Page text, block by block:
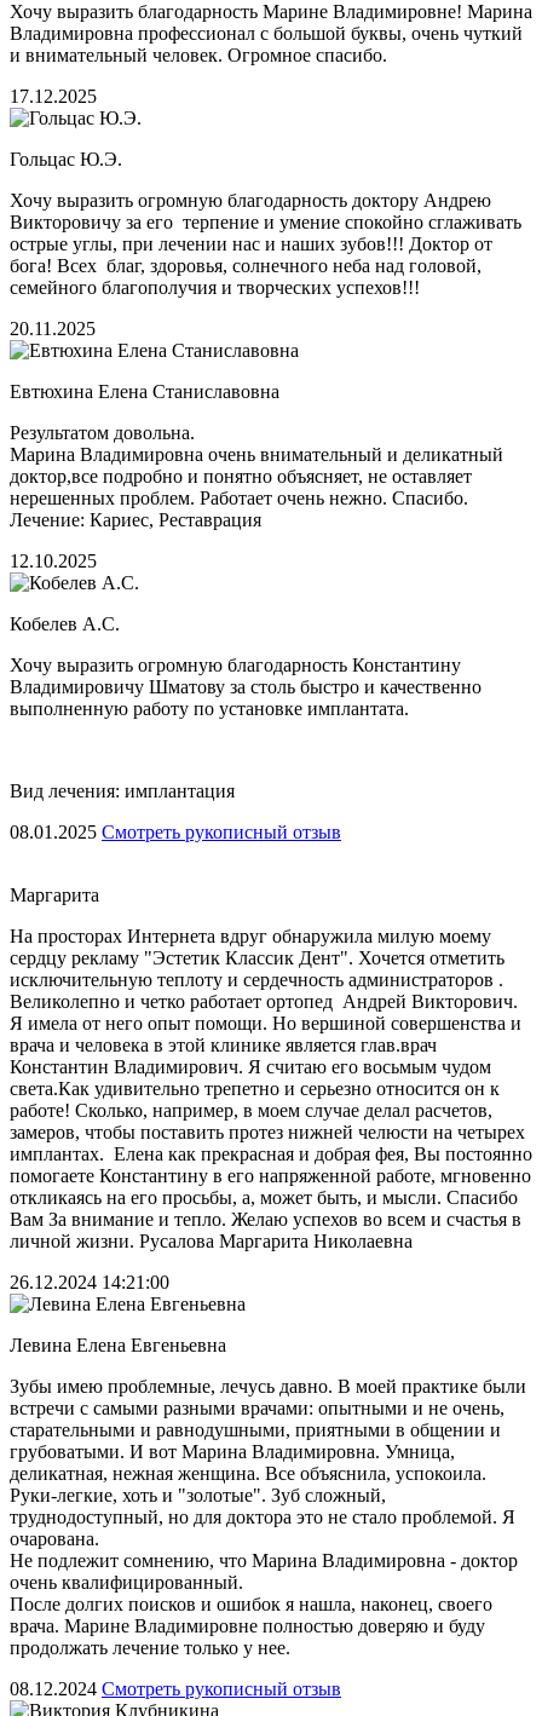
Хочу выразить благодарность Марине Владимировне! Марина
Владимировна профессионал с большой буквы, очень чуткий
и внимательный человек. Огромное спасибо.
17.12.2025
Гольцас Ю.Э.
Хочу выразить огромную благодарность доктору Андрею
Викторовичу за его терпение и умение спокойно сглаживать
острые углы, при лечении нас и наших зубов!!! Доктор от
бога! Всех благ, здоровья, солнечного неба над головой,
семейного благополучия и творческих успехов!!!
20.11.2025
Евтюхина Елена Станиславовна
Результатом довольна.
Марина Владимировна очень внимательный и деликатный
доктор,все подробно и понятно объясняет, не оставляет
нерешенных проблем. Работает очень нежно. Спасибо.
Лечение: Кариес, Реставрация
12.10.2025
Кобелев А.С.
Хочу выразить огромную благодарность Константину
Владимировичу Шматову за столь быстро и качественно
выполненную работу по установке имплантата.
Вид лечения: имплантация
08.01.2025 Смотреть рукописный отзыв
Маргарита
На просторах Интернета вдруг обнаружила милую моему
сердцу рекламу "Эстетик Классик Дент". Хочется отметить
исключительную теплоту и сердечность администраторов .
Великолепно и четко работает ортопед Андрей Викторович.
Я имела от него опыт помощи. Но вершиной совершенства и
врача и человека в этой клинике является глав.врач
Константин Владимирович. Я считаю его восьмым чудом
света.Как удивительно трепетно и серьезно относится он к
работе! Сколько, например, в моем случае делал расчетов,
замеров, чтобы поставить протез нижней челюсти на четырех
имплантах. Елена как прекрасная и добрая фея, Вы постоянно
помогаете Константину в его напряженной работе, мгновенно
откликаясь на его просьбы, а, может быть, и мысли. Спасибо
Вам За внимание и тепло. Желаю успехов во всем и счастья в
личной жизни. Русалова Маргарита Николаевна
26.12.2024 14:21:00
Левина Елена Евгеньевна
Зубы имею проблемные, лечусь давно. В моей практике были
встречи с самыми разными врачами: опытными и не очень,
старательными и равнодушными, приятными в общении и
грубоватыми. И вот Марина Владимировна. Умница,
деликатная, нежная женщина. Все объяснила, успокоила.
Руки-легкие, хоть и "золотые". Зуб сложный,
труднодоступный, но для доктора это не стало проблемой. Я
очарована.
Не подлежит сомнению, что Марина Владимировна - доктор
очень квалифицированный.
После долгих поисков и ошибок я нашла, наконец, своего
врача. Марине Владимировне полностью доверяю и буду
продолжать лечение только у нее.
08.12.2024 Смотреть рукописный отзыв